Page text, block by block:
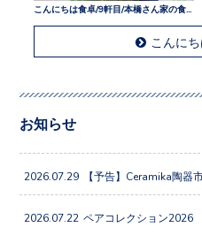
こんにちは食卓/9軒目/本橋さん家の食卓
こんに
お知らせ
2026.07.29 【予告】Ceramika陶器
2026.07.22 ペアコレクション2026